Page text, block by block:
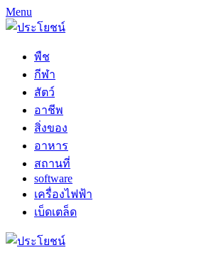
Menu
พืช
กีฬา
สัตว์
อาชีพ
สิ่งของ
อาหาร
สถานที่
software
เครื่องไฟฟ้า
เบ็ดเตล็ด